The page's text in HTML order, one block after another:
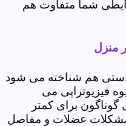
شما متفاوت هم
منزل
دستی هم شناخته می شود
فیزیوتراپی می
گوناگون برای کمتر
عضلات و مفاصل